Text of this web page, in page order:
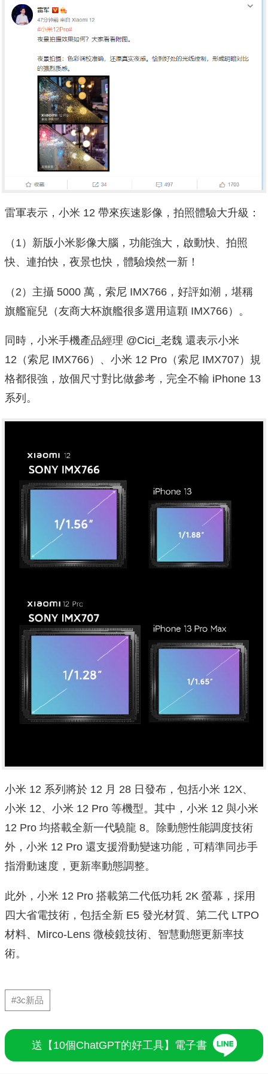
雷軍表示，小米 12 帶來疾速影像，拍照體驗大升級：
（1）新版小米影像大腦，功能強大，啟動快、拍照
快、連拍快，夜景也快，體驗煥然一新！
（2）主攝 5000 萬，索尼 IMX766，好評如潮，堪稱
旗艦寵兒（友商大杯旗艦很多選用這顆 IMX766）。
同時，小米手機產品經理 @Cici_老魏 還表示小米
12（索尼 IMX766）、小米 12 Pro（索尼 IMX707）規
格都很強，放個尺寸對比做參考，完全不輸 iPhone 13
系列。
小米 12 系列將於 12 月 28 日發布，包括小米 12X、
小米 12、小米 12 Pro 等機型。其中，小米 12 與小米
12 Pro 均搭載全新一代驍龍 8。除動態性能調度技術
外，小米 12 Pro 還支援滑動變速功能，可精準同步手
指滑動速度，更新率動態調整。
此外，小米 12 Pro 搭載第二代低功耗 2K 螢幕，採用
四大省電技術，包括全新 E5 發光材質、第二代 LTPO
材料、Mirco-Lens 微棱鏡技術、智慧動態更新率技
術。
#3c新品
送【10個ChatGPT的好工具】電子書